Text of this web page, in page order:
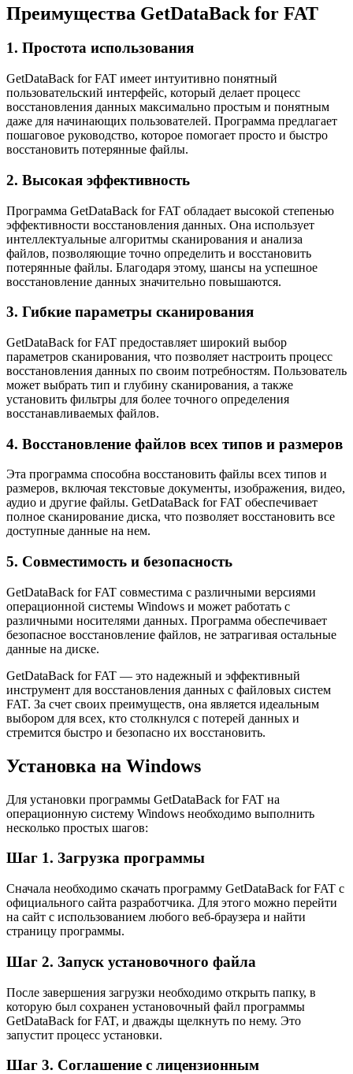
Преимущества GetDataBack for FAT
1. Простота использования
GetDataBack for FAT имеет интуитивно понятный
пользовательский интерфейс, который делает процесс
восстановления данных максимально простым и понятным
даже для начинающих пользователей. Программа предлагает
пошаговое руководство, которое помогает просто и быстро
восстановить потерянные файлы.
2. Высокая эффективность
Программа GetDataBack for FAT обладает высокой степенью
эффективности восстановления данных. Она использует
интеллектуальные алгоритмы сканирования и анализа
файлов, позволяющие точно определить и восстановить
потерянные файлы. Благодаря этому, шансы на успешное
восстановление данных значительно повышаются.
3. Гибкие параметры сканирования
GetDataBack for FAT предоставляет широкий выбор
параметров сканирования, что позволяет настроить процесс
восстановления данных по своим потребностям. Пользователь
может выбрать тип и глубину сканирования, а также
установить фильтры для более точного определения
восстанавливаемых файлов.
4. Восстановление файлов всех типов и размеров
Эта программа способна восстановить файлы всех типов и
размеров, включая текстовые документы, изображения, видео,
аудио и другие файлы. GetDataBack for FAT обеспечивает
полное сканирование диска, что позволяет восстановить все
доступные данные на нем.
5. Совместимость и безопасность
GetDataBack for FAT совместима с различными версиями
операционной системы Windows и может работать с
различными носителями данных. Программа обеспечивает
безопасное восстановление файлов, не затрагивая остальные
данные на диске.
GetDataBack for FAT — это надежный и эффективный
инструмент для восстановления данных с файловых систем
FAT. За счет своих преимуществ, она является идеальным
выбором для всех, кто столкнулся с потерей данных и
стремится быстро и безопасно их восстановить.
Установка на Windows
Для установки программы GetDataBack for FAT на
операционную систему Windows необходимо выполнить
несколько простых шагов:
Шаг 1. Загрузка программы
Сначала необходимо скачать программу GetDataBack for FAT с
официального сайта разработчика. Для этого можно перейти
на сайт с использованием любого веб-браузера и найти
страницу программы.
Шаг 2. Запуск установочного файла
После завершения загрузки необходимо открыть папку, в
которую был сохранен установочный файл программы
GetDataBack for FAT, и дважды щелкнуть по нему. Это
запустит процесс установки.
Шаг 3. Соглашение с лицензионным